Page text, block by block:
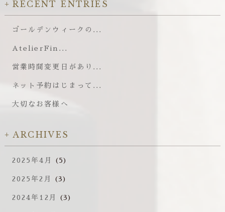
RECENT ENTRIES
ゴールデンウィークの...
AtelierFin...
営業時間変更日があり...
ネット予約はじまって...
大切なお客様へ
ARCHIVES
2025年4月 (5)
2025年2月 (3)
2024年12月 (3)